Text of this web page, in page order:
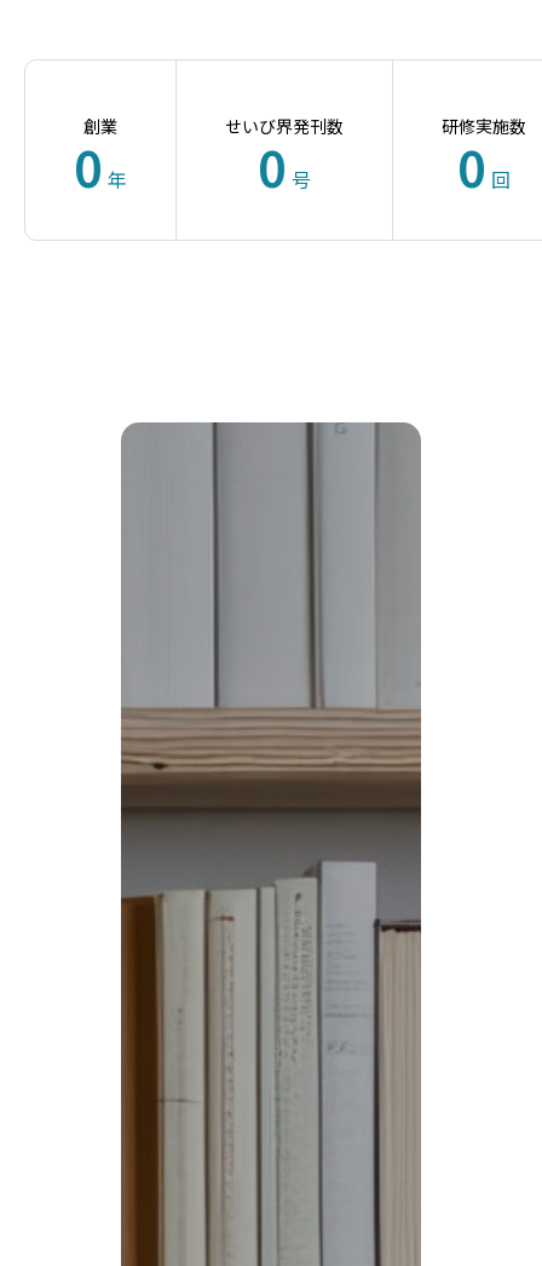
その一筆が、
業界を動かす
創業
0 年
せいび界発刊数
0 号
研修実施数
0 回